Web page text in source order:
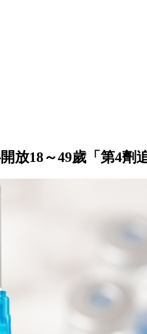
放18～49歲「第4劑